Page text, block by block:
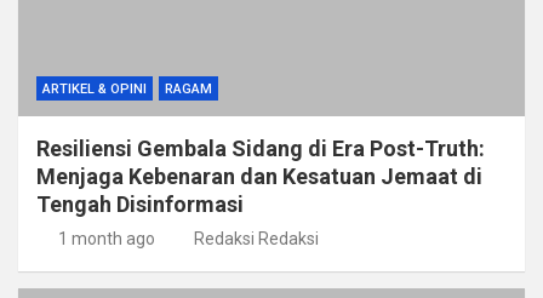
ARTIKEL & OPINI RAGAM
Resiliensi Gembala Sidang di Era Post-Truth:
Menjaga Kebenaran dan Kesatuan Jemaat di
Tengah Disinformasi
1 month ago Redaksi Redaksi